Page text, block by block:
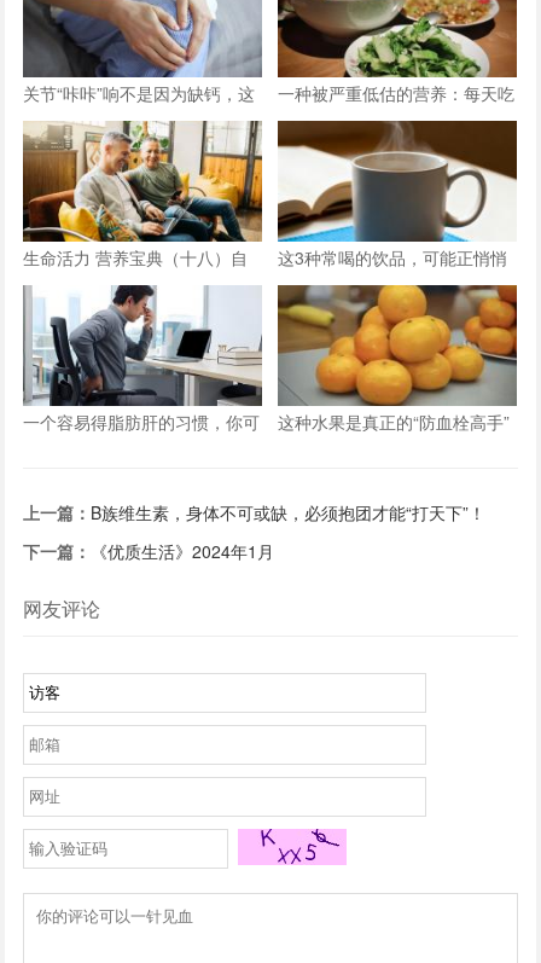
关节“咔咔”响不是因为缺钙，这
三种情况才是主因
一种被严重低估的营养：每天吃
点它，或能抵消熬夜伤害！
生命活力 营养宝典（十八）自
信应对男性更年期
这3种常喝的饮品，可能正悄悄
减少你的骨量
一个容易得脂肪肝的习惯，你可
这种水果是真正的“防血栓高手”
上一篇： B族维生素，身体不可或缺，必须抱团才能“打天下”！
下一篇：
《优质生活》2024年1月
网友评论